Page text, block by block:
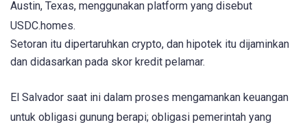
Austin, Texas, menggunakan platform yang disebut
USDC.homes.
Setoran itu dipertaruhkan crypto, dan hipotek itu dijaminkan
dan didasarkan pada skor kredit pelamar.
El Salvador saat ini dalam proses mengamankan keuangan
untuk obligasi gunung berapi; obligasi pemerintah yang